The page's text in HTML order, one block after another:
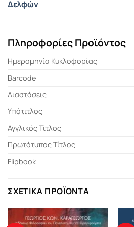
Δελφών
Πληροφορίες Προϊόντος
Ημερομηνία Κυκλοφορίας
Barcode
Διαστάσεις
Υπότιτλος
Αγγλικός Τίτλος
Πρωτότυπος Τίτλος
Flipbook
ΣΧΕΤΙΚΆ ΠΡΟΪΌΝΤΑ